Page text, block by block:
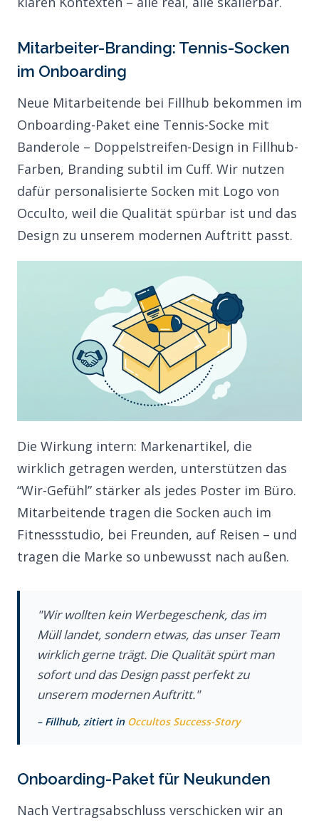
Mitarbeiter-Branding: Tennis-Socken
im Onboarding
Neue Mitarbeitende bei Fillhub bekommen im
Onboarding-Paket eine Tennis-Socke mit
Banderole – Doppelstreifen-Design in Fillhub-
Farben, Branding subtil im Cuff. Wir nutzen
dafür personalisierte Socken mit Logo von
Occulto, weil die Qualität spürbar ist und das
Design zu unserem modernen Auftritt passt.
Die Wirkung intern: Markenartikel, die
wirklich getragen werden, unterstützen das
“Wir-Gefühl” stärker als jedes Poster im Büro.
Mitarbeitende tragen die Socken auch im
Fitnessstudio, bei Freunden, auf Reisen – und
tragen die Marke so unbewusst nach außen.
"Wir wollten kein Werbegeschenk, das im
Müll landet, sondern etwas, das unser Team
wirklich gerne trägt. Die Qualität spürt man
sofort und das Design passt perfekt zu
unserem modernen Auftritt."
– Fillhub, zitiert in Occultos Success-Story
Onboarding-Paket für Neukunden
Nach Vertragsabschluss verschicken wir an